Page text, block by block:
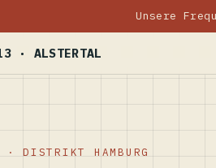
Unsere
· ALSTERTAL
· DISTRIKT HAMBURG